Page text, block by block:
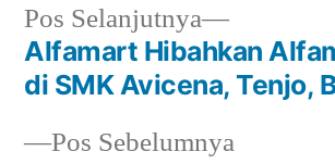
Navigasi
posPos SebelumnyaPrevious
Pos Selanjutnya
Next
post:
Alfamart Hibahkan
di SMK Avicena, Tenjo,